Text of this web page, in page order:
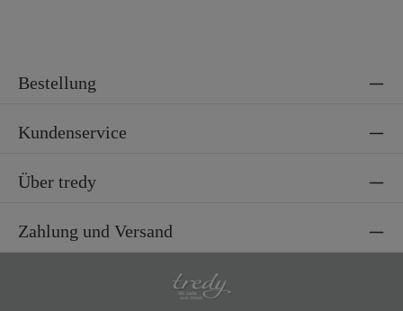
Bestellung
Kundenservice
Über tredy
Zahlung und Versand